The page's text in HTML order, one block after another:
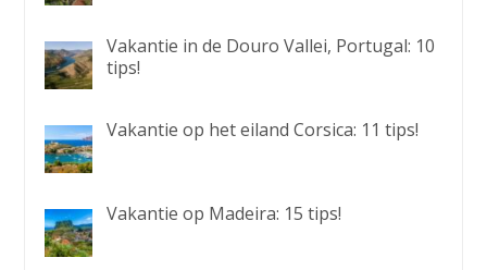
Vakantie in de Douro Vallei, Portugal: 10
tips!
Vakantie op het eiland Corsica: 11 tips!
Vakantie op Madeira: 15 tips!